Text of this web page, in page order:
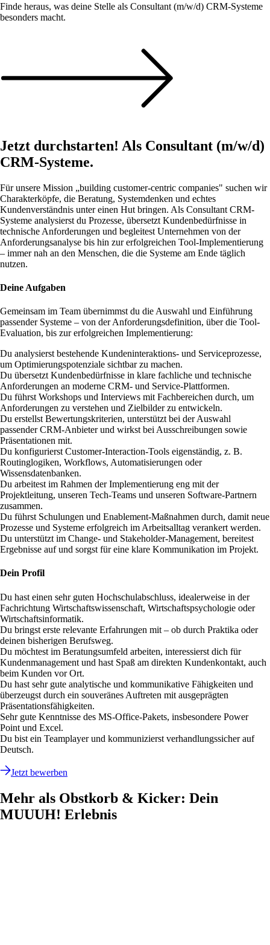
Finde heraus, was deine Stelle als Consultant (m/w/d) CRM-Systeme
besonders macht.
Jetzt durchstarten! Als Consultant (m/w/d)
CRM-Systeme.
Für unsere Mission „building customer-centric companies" suchen wir
Charakterköpfe, die Beratung, Systemdenken und echtes
Kundenverständnis unter einen Hut bringen. Als Consultant CRM-
Systeme analysierst du Prozesse, übersetzt Kundenbedürfnisse in
technische Anforderungen und begleitest Unternehmen von der
Anforderungsanalyse bis hin zur erfolgreichen Tool-Implementierung
– immer nah an den Menschen, die die Systeme am Ende täglich
nutzen.
Deine Aufgaben
Gemeinsam im Team übernimmst du die Auswahl und Einführung
passender Systeme – von der Anforderungsdefinition, über die Tool-
Evaluation, bis zur erfolgreichen Implementierung:
Du analysierst bestehende Kundeninteraktions- und Serviceprozesse,
um Optimierungspotenziale sichtbar zu machen.
Du übersetzt Kundenbedürfnisse in klare fachliche und technische
Anforderungen an moderne CRM- und Service-Plattformen.
Du führst Workshops und Interviews mit Fachbereichen durch, um
Anforderungen zu verstehen und Zielbilder zu entwickeln.
Du erstellst Bewertungskriterien, unterstützt bei der Auswahl
passender CRM-Anbieter und wirkst bei Ausschreibungen sowie
Präsentationen mit.
Du konfigurierst Customer-Interaction-Tools eigenständig, z. B.
Routinglogiken, Workflows, Automatisierungen oder
Wissensdatenbanken.
Du arbeitest im Rahmen der Implementierung eng mit der
Projektleitung, unseren Tech-Teams und unseren Software-Partnern
zusammen.
Du führst Schulungen und Enablement-Maßnahmen durch, damit neue
Prozesse und Systeme erfolgreich im Arbeitsalltag verankert werden.
Du unterstützt im Change- und Stakeholder-Management, bereitest
Ergebnisse auf und sorgst für eine klare Kommunikation im Projekt.
Dein Profil
Du hast einen sehr guten Hochschulabschluss, idealerweise in der
Fachrichtung Wirtschaftswissenschaft, Wirtschaftspsychologie oder
Wirtschaftsinformatik.
Du bringst erste relevante Erfahrungen mit – ob durch Praktika oder
deinen bisherigen Berufsweg.
Du möchtest im Beratungsumfeld arbeiten, interessierst dich für
Kundenmanagement und hast Spaß am direkten Kundenkontakt, auch
beim Kunden vor Ort.
Du hast sehr gute analytische und kommunikative Fähigkeiten und
überzeugst durch ein souveränes Auftreten mit ausgeprägten
Präsentationsfähigkeiten.
Sehr gute Kenntnisse des MS-Office-Pakets, insbesondere Power
Point und Excel.
Du bist ein Teamplayer und kommunizierst verhandlungssicher auf
Deutsch.
Jetzt bewerben
Mehr als Obstkorb & Kicker: Dein
MUUUH! Erlebnis